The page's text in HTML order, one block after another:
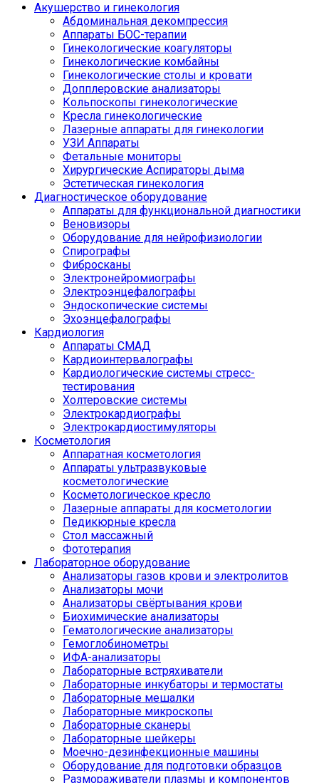
Акушерство и гинекология
Абдоминальная декомпрессия
Аппараты БОС-терапии
Гинекологические коагуляторы
Гинекологические комбайны
Гинекологические столы и кровати
Допплеровские анализаторы
Кольпоскопы гинекологические
Кресла гинекологические
Лазерные аппараты для гинекологии
УЗИ Аппараты
Фетальные мониторы
Хирургические Аспираторы дыма
Эстетическая гинекология
Диагностическое оборудование
Аппараты для функциональной диагностики
Веновизоры
Оборудование для нейрофизиологии
Спирографы
Фибросканы
Электронейромиографы
Электроэнцефалографы
Эндоскопические системы
Эхоэнцефалографы
Кардиология
Аппараты СМАД
Кардиоинтервалографы
Кардиологические системы стресс-
тестирования
Холтеровские системы
Электрокардиографы
Электрокардиостимуляторы
Косметология
Аппаратная косметология
Аппараты ультразвуковые
косметологические
Косметологическое кресло
Лазерные аппараты для косметологии
Педикюрные кресла
Стол массажный
Фототерапия
Лабораторное оборудование
Анализаторы газов крови и электролитов
Анализаторы мочи
Анализаторы свёртывания крови
Биохимические анализаторы
Гематологические анализаторы
Гемоглобинометры
ИФА-анализаторы
Лабораторные встряхиватели
Лабораторные инкубаторы и термостаты
Лабораторные мешалки
Лабораторные микроскопы
Лабораторные сканеры
Лабораторные шейкеры
Моечно-дезинфекционные машины
Оборудование для подготовки образцов
Размораживатели плазмы и компонентов